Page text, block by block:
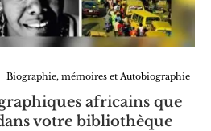
Biographie, mémoires et Autobiographie
africains que
votre bibliothèque